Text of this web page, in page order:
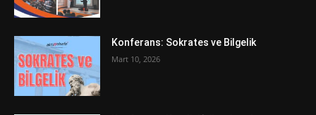
Konferans: Sokrates ve Bilgelik
Mart 10, 2026